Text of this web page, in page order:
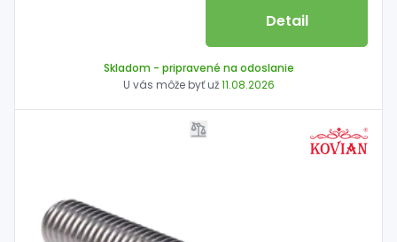
Detail
Skladom - pripravené na odoslanie
U vás môže byť už11.08.2026